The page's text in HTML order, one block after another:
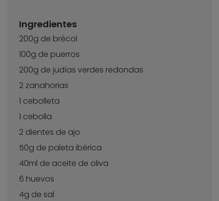
Ingredientes
200g de brécol
100g de puerros
200g de judías verdes redondas
2 zanahorias
1 cebolleta
1 cebolla
2 dientes de ajo
50g de paleta ibérica
40ml de aceite de oliva
6 huevos
4g de sal